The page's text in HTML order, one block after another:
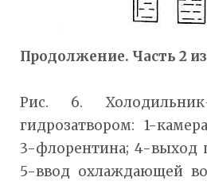
Продолжение. Часть 2
Рис. 6.
гидрозатвором: 1-
3-флорентина; 4-выход
5-ввод охлаждающей